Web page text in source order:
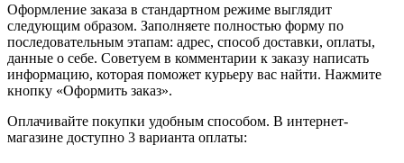
Оформление заказа в стандартном режиме выглядит
следующим образом. Заполняете полностью форму по
последовательным этапам: адрес, способ доставки, оплаты,
данные о себе. Советуем в комментарии к заказу написать
информацию, которая поможет курьеру вас найти. Нажмите
кнопку «Оформить заказ».
Оплачивайте покупки удобным способом. В интернет-
магазине доступно 3 варианта оплаты: